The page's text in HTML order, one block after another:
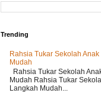
Trending
Rahsia Tukar Sekolah
Mudah
Rahsia Tukar Sekolah
Mudah Rahsia Tukar
Langkah Mudah...